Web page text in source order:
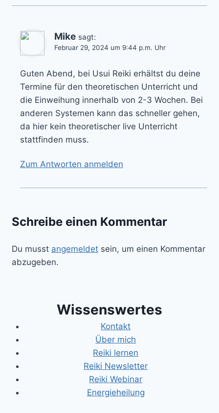
Mike sagt:
Februar 29, 2024 um 9:44 p.m. Uhr
Guten Abend, bei Usui Reiki erhältst du deine
Termine für den theoretischen Unterricht und
die Einweihung innerhalb von 2-3 Wochen. Bei
anderen Systemen kann das schneller gehen,
da hier kein theoretischer live Unterricht
stattfinden muss.
Zum Antworten anmelden
Schreibe einen Kommentar
Du musst angemeldet sein, um einen Kommentar
abzugeben.
Wissenswertes
Kontakt
Über mich
Reiki lernen
Reiki Newsletter
Reiki Webinar
Energieheilung